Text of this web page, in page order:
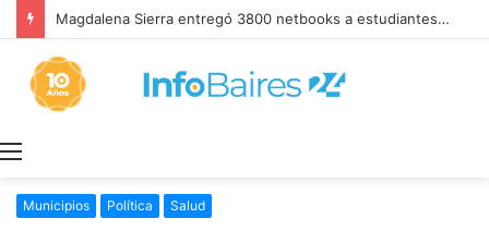
Magdalena Sierra entregó 3800 netbooks a estudiantes secundarios del último año
Municipios Política Salud